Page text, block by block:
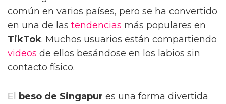
común en varios países, pero se ha convertido
en una de las tendencias más populares en
TikTok. Muchos usuarios están compartiendo
videos de ellos besándose en los labios sin
contacto físico.
El beso de Singapur es una forma divertida